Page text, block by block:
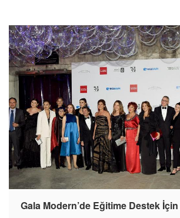
Gala Modern’de Eğitime Destek İçin